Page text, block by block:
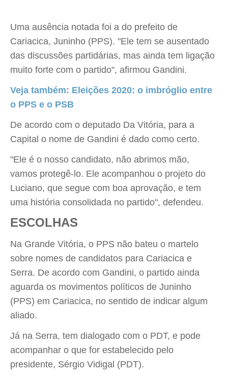
Uma ausência notada foi a do prefeito de
Cariacica, Juninho (PPS). "Ele tem se ausentado
das discussões partidárias, mas ainda tem ligação
muito forte com o partido", afirmou Gandini.
Veja também: Eleições 2020: o imbróglio entre
o PPS e o PSB
De acordo com o deputado Da Vitória, para a
Capital o nome de Gandini é dado como certo.
"Ele é o nosso candidato, não abrimos mão,
vamos protegê-lo. Ele acompanhou o projeto do
Luciano, que segue com boa aprovação, e tem
uma história consolidada no partido", defendeu.
ESCOLHAS
Na Grande Vitória, o PPS não bateu o martelo
sobre nomes de candidatos para Cariacica e
Serra. De acordo com Gandini, o partido ainda
aguarda os movimentos políticos de Juninho
(PPS) em Cariacica, no sentido de indicar algum
aliado.
Já na Serra, tem dialogado com o PDT, e pode
acompanhar o que for estabelecido pelo
presidente, Sérgio Vidigal (PDT).